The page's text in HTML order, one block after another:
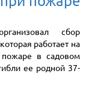
сбор
работает на
в садовом
ее родной 37-